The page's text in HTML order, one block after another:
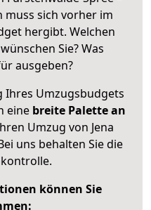
muss sich vorher im
hergibt. Welchen
Sie? Was
ausgeben?
Ihres Umzugsbudgets
eine breite Palette an
Umzug von Jena
uns behalten Sie die
können Sie